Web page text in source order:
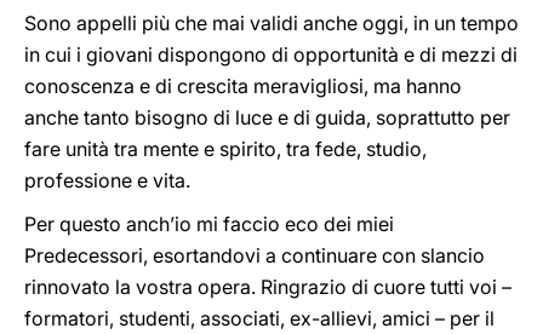
Sono appelli più che mai validi anche oggi, in un tempo
in cui i giovani dispongono di opportunità e di mezzi di
conoscenza e di crescita meravigliosi, ma hanno
anche tanto bisogno di luce e di guida, soprattutto per
fare unità tra mente e spirito, tra fede, studio,
professione e vita.
Per questo anch’io mi faccio eco dei miei
Predecessori, esortandovi a continuare con slancio
rinnovato la vostra opera. Ringrazio di cuore tutti voi –
formatori, studenti, associati, ex-allievi, amici – per il